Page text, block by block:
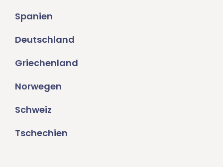
Spanien
Deutschland
Griechenland
Norwegen
Schweiz
Tschechien